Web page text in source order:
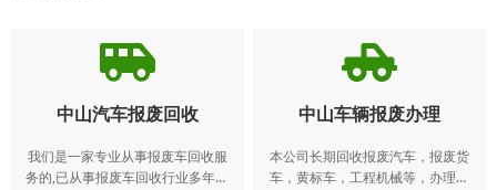
中山汽车报废回收
我们是一家专业从事报废车回收服
务的,已从事报废车回收行业多年。
中山车辆报废办理
本公司长期回收报废汽车，报废货
车，黄标车，工程机械等，办理本